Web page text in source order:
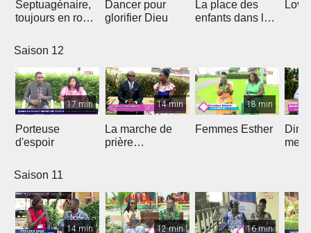
Septuagénaire,
toujours en route
Dancer pour
glorifier Dieu
La place des
enfants dans le
Saison 12
17 min
Porteuse
d'espoir
14 min
La marche de
prière
18 min
Femmes Esther
Saison 11
14 min 12 min 16 min